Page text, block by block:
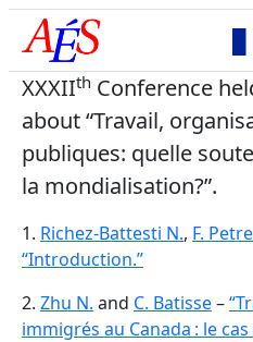
XXXIIth Conference
about “Travail,
publiques: quelle
la mondialisation?”.
1. Richez-Battesti N., F.
“Introduction.”
2. Zhu N. and C. Batisse–
immigrés au Canada : le